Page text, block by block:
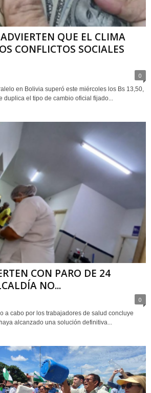
QUE EL CLIMA
CONFLICTOS SOCIALES
0
en Bolivia superó este miércoles los Bs 13,50,
el tipo de cambio oficial fijado...
CON PARO DE 24
NO...
0
a cabo por los trabajadores de salud concluye
alcanzado una solución definitiva...